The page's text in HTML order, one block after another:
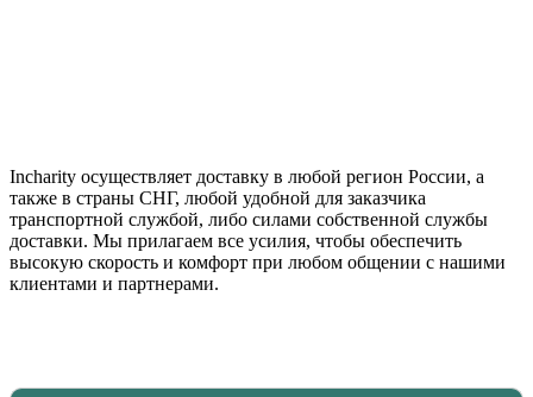
Incharity осуществляет доставку в любой регион России, а
также в страны СНГ, любой удобной для заказчика
транспортной службой, либо силами собственной службы
доставки. Мы прилагаем все усилия, чтобы обеспечить
высокую скорость и комфорт при любом общении с нашими
клиентами и партнерами.